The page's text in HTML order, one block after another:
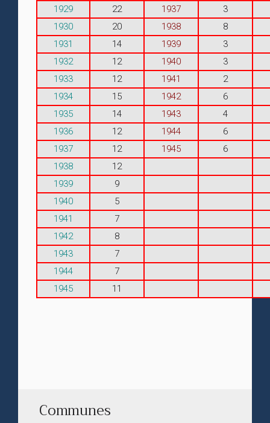
Communes
1929
22 1937
3
1930
20 1938
8
1931
14 1939
3
1932
12 1940
3
1933
12 1941
2
1934
15 1942
6
1935
14 1943
4
1936
12 1944
6
1937
12 1945
6
1938
12
1939
9
1940
5
1941
7
1942
8
1943
7
1944
7
1945
11